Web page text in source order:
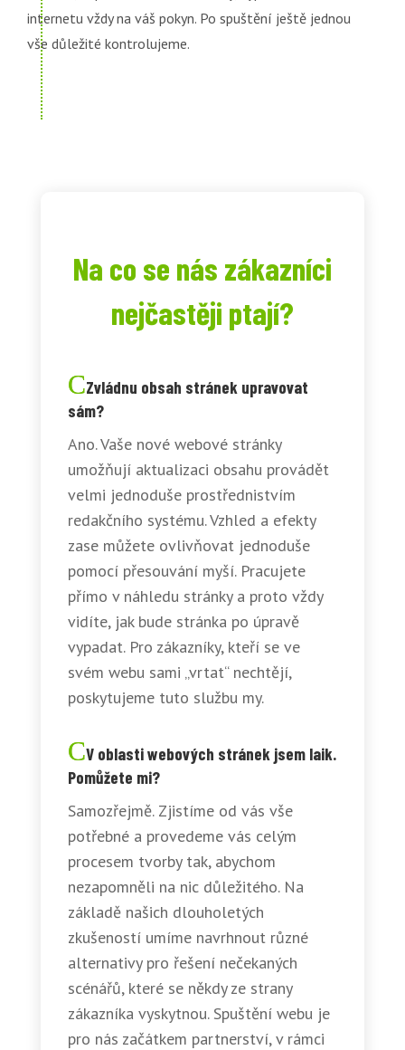
internetu vždy na váš pokyn. Po spuštění ještě jednou
vše důležité kontrolujeme.
Na co se nás zákazníci
nejčastěji ptají?
Zvládnu obsah stránek upravovat
sám?
Ano. Vaše nové webové stránky
umožňují aktualizaci obsahu provádět
velmi jednoduše prostřednistvím
redakčního systému. Vzhled a efekty
zase můžete ovlivňovat jednoduše
pomocí přesouvání myší. Pracujete
přímo v náhledu stránky a proto vždy
vidíte, jak bude stránka po úpravě
vypadat. Pro zákazníky, kteří se ve
svém webu sami „vrtat“ nechtějí,
poskytujeme tuto službu my.
V oblasti webových stránek jsem laik.
Pomůžete mi?
Samozřejmě. Zjistíme od vás vše
potřebné a provedeme vás celým
procesem tvorby tak, abychom
nezapomněli na nic důležitého. Na
základě našich dlouholetých
zkušeností umíme navrhnout různé
alternativy pro řešení nečekaných
scénářů, které se někdy ze strany
zákazníka vyskytnou. Spuštění webu je
pro nás začátkem partnerství, v rámci